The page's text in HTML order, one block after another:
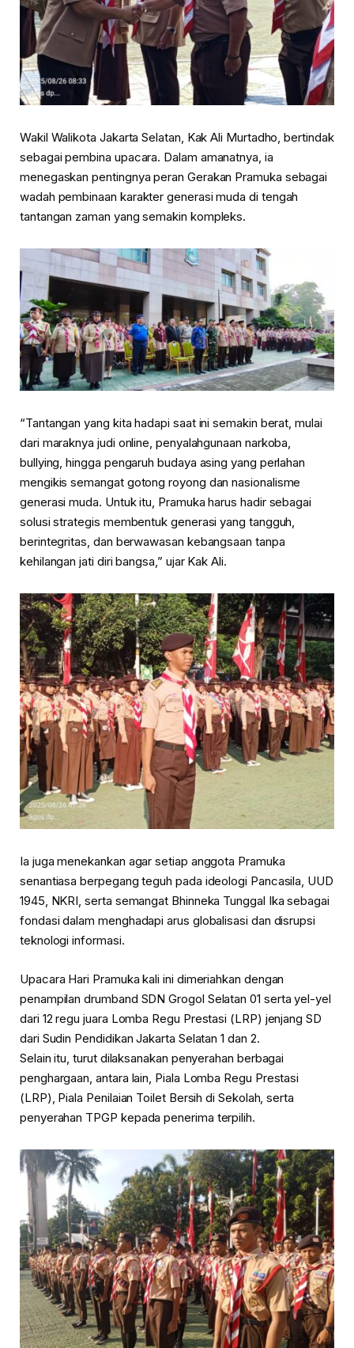
Wakil Walikota Jakarta Selatan, Kak Ali Murtadho, bertindak
sebagai pembina upacara. Dalam amanatnya, ia
menegaskan pentingnya peran Gerakan Pramuka sebagai
wadah pembinaan karakter generasi muda di tengah
tantangan zaman yang semakin kompleks.
“Tantangan yang kita hadapi saat ini semakin berat, mulai
dari maraknya judi online, penyalahgunaan narkoba,
bullying, hingga pengaruh budaya asing yang perlahan
mengikis semangat gotong royong dan nasionalisme
generasi muda. Untuk itu, Pramuka harus hadir sebagai
solusi strategis membentuk generasi yang tangguh,
berintegritas, dan berwawasan kebangsaan tanpa
kehilangan jati diri bangsa,” ujar Kak Ali.
Ia juga menekankan agar setiap anggota Pramuka
senantiasa berpegang teguh pada ideologi Pancasila, UUD
1945, NKRI, serta semangat Bhinneka Tunggal Ika sebagai
fondasi dalam menghadapi arus globalisasi dan disrupsi
teknologi informasi.
Upacara Hari Pramuka kali ini dimeriahkan dengan
penampilan drumband SDN Grogol Selatan 01 serta yel-yel
dari 12 regu juara Lomba Regu Prestasi (LRP) jenjang SD
dari Sudin Pendidikan Jakarta Selatan 1 dan 2.
Selain itu, turut dilaksanakan penyerahan berbagai
penghargaan, antara lain, Piala Lomba Regu Prestasi
(LRP), Piala Penilaian Toilet Bersih di Sekolah, serta
penyerahan TPGP kepada penerima terpilih.